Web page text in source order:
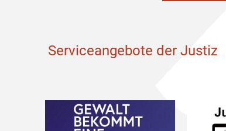
Serviceangebote der Justiz